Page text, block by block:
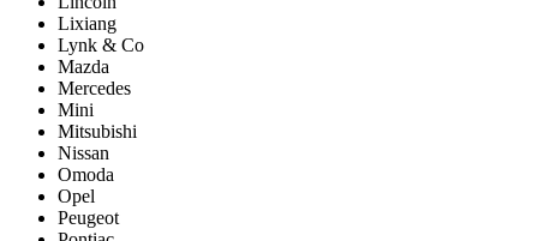
Lixiang
Lynk & Co
Mazda
Mercedes
Mini
Mitsubishi
Nissan
Omoda
Opel
Peugeot